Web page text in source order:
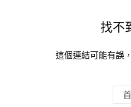
找不
這個連結可能有誤